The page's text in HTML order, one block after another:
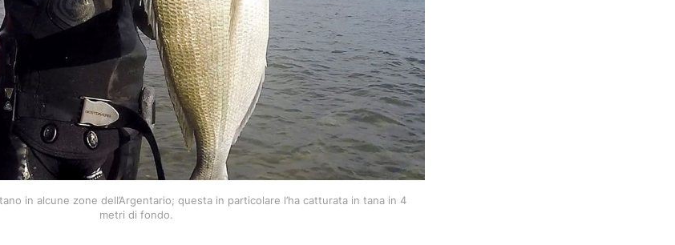
in alcune zone dell’Argentario; questa in particolare l’ha catturata in tana in 4
metri di fondo.